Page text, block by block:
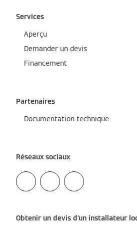
Services
Aperçu
Demander un devis
Financement
Partenaires
Documentation technique
Réseaux sociaux
Obtenir un devis d'un installateur